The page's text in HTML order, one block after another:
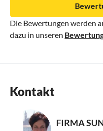
Die Bewertungen werden
dazu in unseren
Kontakt
FIRMA